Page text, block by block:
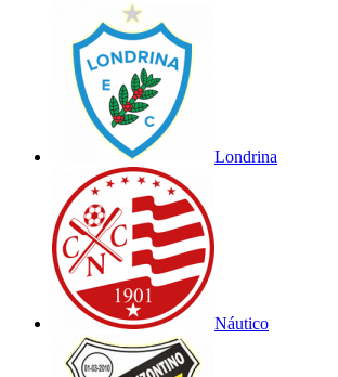
Londrina
Náutico